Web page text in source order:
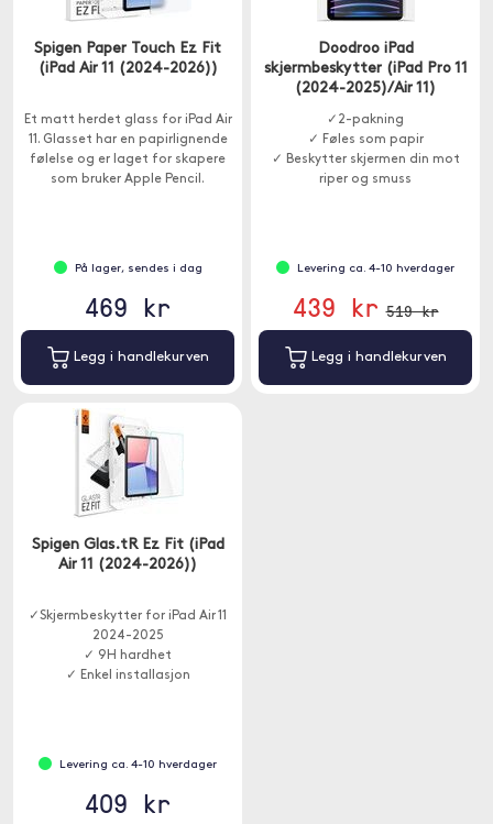
Spigen Paper Touch Ez Fit
(iPad Air 11 (2024-2026))
Et matt herdet glass for iPad Air
11. Glasset har en papirlignende
følelse og er laget for skapere
som bruker Apple Pencil.
På lager, sendes i dag
469 kr
Legg i handlekurven
Doodroo iPad
skjermbeskytter (iPad Pro 11
(2024-2025)/Air 11)
✓2-pakning
✓ Føles som papir
✓ Beskytter skjermen din mot
riper og smuss
Levering ca. 4-10 hverdager
439 kr 519 kr
Legg i handlekurven
Spigen Glas.tR Ez Fit (iPad
Air 11 (2024-2026))
✓Skjermbeskytter for iPad Air 11
2024-2025
✓ 9H hardhet
✓ Enkel installasjon
Levering ca. 4-10 hverdager
409 kr